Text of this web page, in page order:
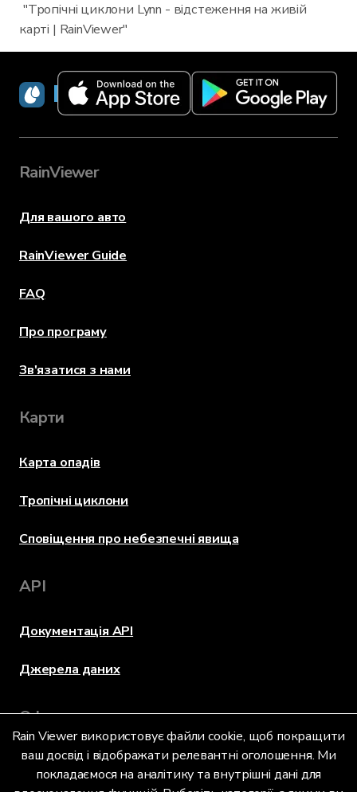
Rain Viewer використовує файли cookie, щоб покращити
ваш досвід і відображати релевантні оголошення. Ми
покладаємося на аналітику та внутрішні дані для
"Тропічні циклони Lynn - відстеження на живій
карті | RainViewer"
RainViewer
RainViewer
Для вашого авто
RainViewer Guide
FAQ
Про програму
Зв'язатися з нами
Карти
Карта опадів
Тропічні циклони
Сповіщення про небезпечні явища
API
Документація API
Джерела даних
Оформлення
Мова